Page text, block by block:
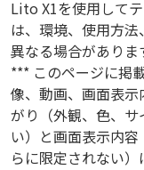
Lito X1を使用して
は、環境、使用方
異なる場合がありま
*** このページに掲
像、動画、画面表
がり（外観、色、
い）と画面表示内
らに限定されない）